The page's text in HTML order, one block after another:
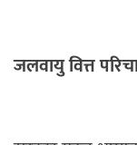
जलवायु वित्त